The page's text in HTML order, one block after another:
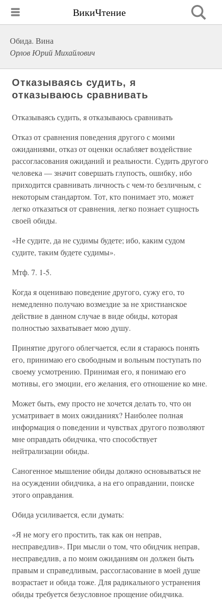
ВикиЧтение
Обида. Вина
Орлов Юрий Михайлович
Отказываясь судить, я
отказываюсь сравнивать
Отказываясь судить, я отказываюсь сравнивать
Отказ от сравнения поведения другого с моими
ожиданиями, отказ от оценки ослабляет воздействие
рассогласования ожиданий и реальности. Судить другого
человека — значит совершать глупость, ошибку, ибо
приходится сравнивать личность с чем-то безличным, с
некоторым стандартом. Тот, кто понимает это, может
легко отказаться от сравнения, легко познает сущность
своей обиды.
«Не судите, да не судимы будете; ибо, каким судом
судите, таким будете судимы».
Мтф. 7. 1-5.
Когда я оцениваю поведение другого, сужу его, то
немедленно получаю возмездие за не христианское
действие в данном случае в виде обиды, которая
полностью захватывает мою душу.
Принятие другого облегчается, если я стараюсь понять
его, принимаю его свободным и вольным поступать по
своему усмотрению. Принимая его, я понимаю его
мотивы, его эмоции, его желания, его отношение ко мне.
Может быть, ему просто не хочется делать то, что он
усматривает в моих ожиданиях? Наиболее полная
информация о поведении и чувствах другого позволяют
мне оправдать обидчика, что способствует
нейтрализации обиды.
Саногенное мышление обиды должно основываться не
на осуждении обидчика, а на его оправдании, поиске
этого оправдания.
Обида усиливается, если думать:
«Я не могу его простить, так как он неправ,
несправедлив». При мысли о том, что обидчик неправ,
несправедлив, а по моим ожиданиям он должен быть
правым и справедливым, рассогласование в моей душе
возрастает и обида тоже. Для радикального устранения
обиды требуется безусловное прощение обидчика.